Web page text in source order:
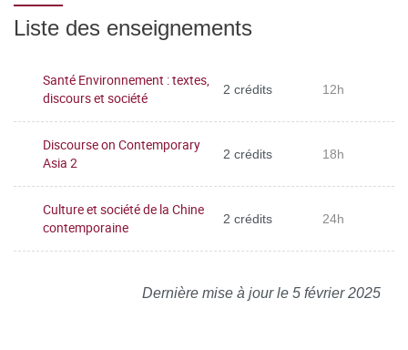
Liste des enseignements
Santé Environnement : textes,
discours et société
2 crédits 12h
Discourse on Contemporary
Asia 2
2 crédits 18h
Culture et société de la Chine
contemporaine
2 crédits 24h
Dernière mise à jour le 5 février 2025